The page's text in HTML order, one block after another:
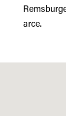
arce.